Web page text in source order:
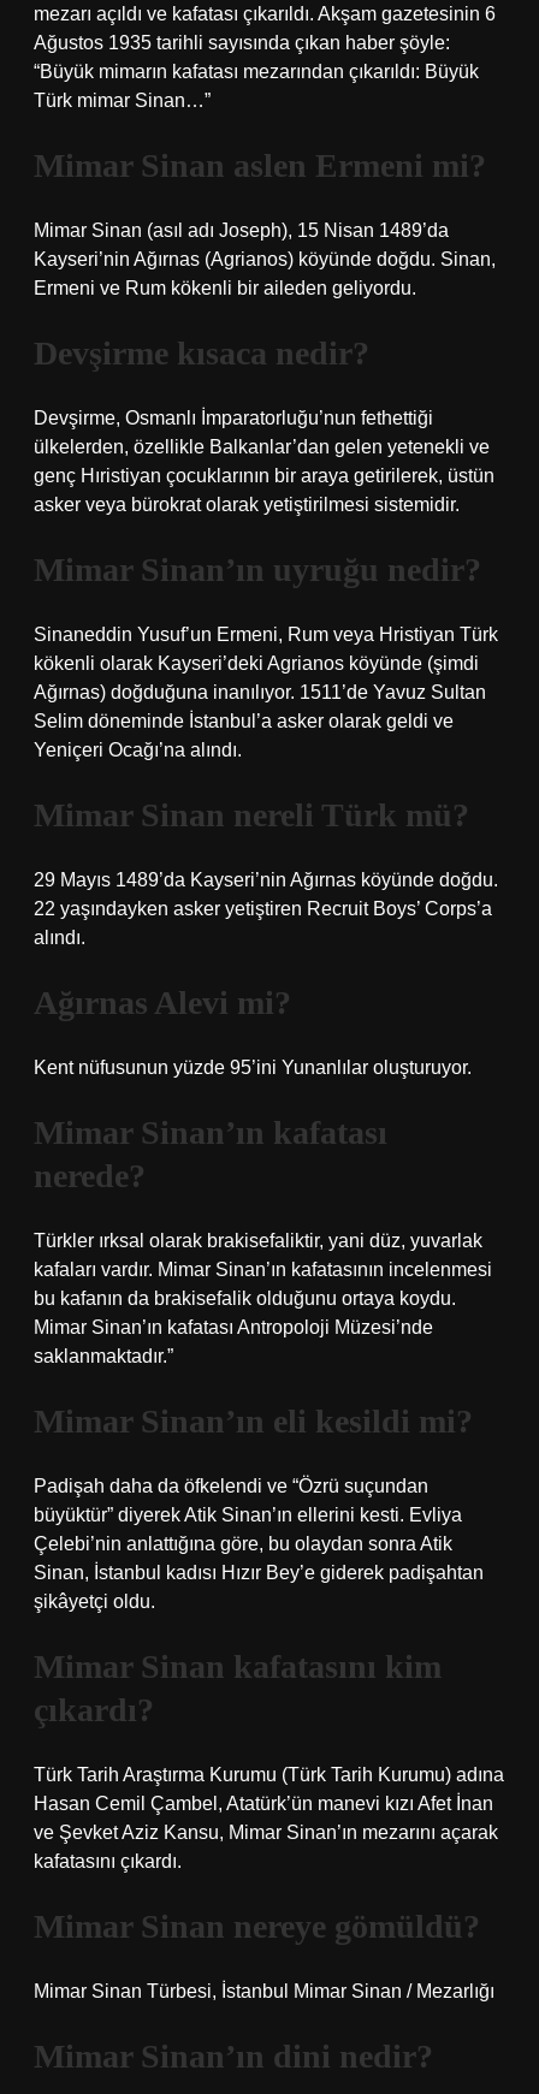
mezarı açıldı ve kafatası çıkarıldı. Akşam gazetesinin 6
Ağustos 1935 tarihli sayısında çıkan haber şöyle:
“Büyük mimarın kafatası mezarından çıkarıldı: Büyük
Türk mimar Sinan…”
Mimar Sinan aslen Ermeni mi?
Mimar Sinan (asıl adı Joseph), 15 Nisan 1489’da
Kayseri’nin Ağırnas (Agrianos) köyünde doğdu. Sinan,
Ermeni ve Rum kökenli bir aileden geliyordu.
Devşirme kısaca nedir?
Devşirme, Osmanlı İmparatorluğu’nun fethettiği
ülkelerden, özellikle Balkanlar’dan gelen yetenekli ve
genç Hıristiyan çocuklarının bir araya getirilerek, üstün
asker veya bürokrat olarak yetiştirilmesi sistemidir.
Mimar Sinan’ın uyruğu nedir?
Sinaneddin Yusuf’un Ermeni, Rum veya Hristiyan Türk
kökenli olarak Kayseri’deki Agrianos köyünde (şimdi
Ağırnas) doğduğuna inanılıyor. 1511’de Yavuz Sultan
Selim döneminde İstanbul’a asker olarak geldi ve
Yeniçeri Ocağı’na alındı.
Mimar Sinan nereli Türk mü?
29 Mayıs 1489’da Kayseri’nin Ağırnas köyünde doğdu.
22 yaşındayken asker yetiştiren Recruit Boys’ Corps’a
alındı.
Ağırnas Alevi mi?
Kent nüfusunun yüzde 95’ini Yunanlılar oluşturuyor.
Mimar Sinan’ın kafatası
nerede?
Türkler ırksal olarak brakisefaliktir, yani düz, yuvarlak
kafaları vardır. Mimar Sinan’ın kafatasının incelenmesi
bu kafanın da brakisefalik olduğunu ortaya koydu.
Mimar Sinan’ın kafatası Antropoloji Müzesi’nde
saklanmaktadır.”
Mimar Sinan’ın eli kesildi mi?
Padişah daha da öfkelendi ve “Özrü suçundan
büyüktür” diyerek Atik Sinan’ın ellerini kesti. Evliya
Çelebi’nin anlattığına göre, bu olaydan sonra Atik
Sinan, İstanbul kadısı Hızır Bey’e giderek padişahtan
şikâyetçi oldu.
Mimar Sinan kafatasını kim
çıkardı?
Türk Tarih Araştırma Kurumu (Türk Tarih Kurumu) adına
Hasan Cemil Çambel, Atatürk’ün manevi kızı Afet İnan
ve Şevket Aziz Kansu, Mimar Sinan’ın mezarını açarak
kafatasını çıkardı.
Mimar Sinan nereye gömüldü?
Mimar Sinan Türbesi, İstanbul Mimar Sinan / Mezarlığı
Mimar Sinan’ın dini nedir?